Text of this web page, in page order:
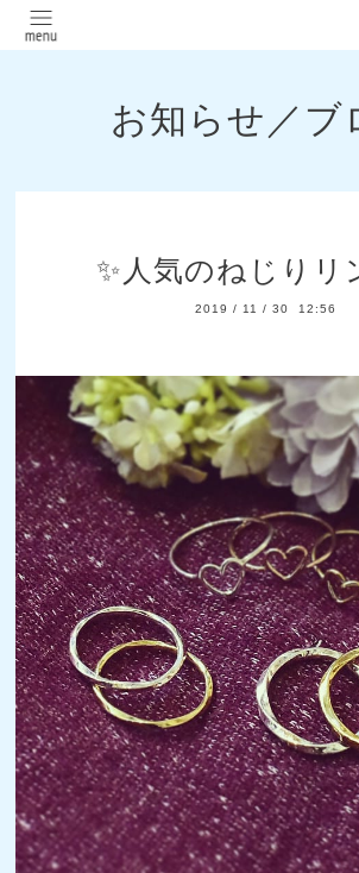
お知らせ／ブ
✨人気のねじりリ
2019 / 11 /30 12:56